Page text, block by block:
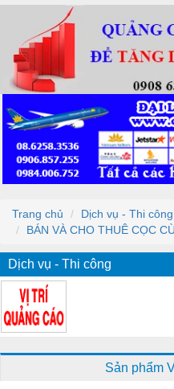
Trang chủ
Dịch vụ - Thi công
BÁN VÀ CHO THUÊ CỌC
Dịch vụ - Thi công
Sản phẩm